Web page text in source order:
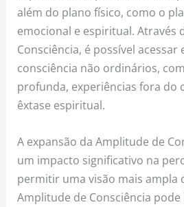
além do plano físico, como o
emocional e espiritual. Através
Consciência, é possível acessar
consciência não ordinários,
profunda, experiências fora do
êxtase espiritual.
A expansão da Amplitude de
um impacto significativo na
permitir uma visão mais ampla
Amplitude de Consciência